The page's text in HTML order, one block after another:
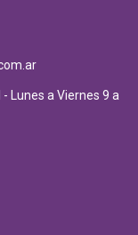
Lunes a Viernes 9 a